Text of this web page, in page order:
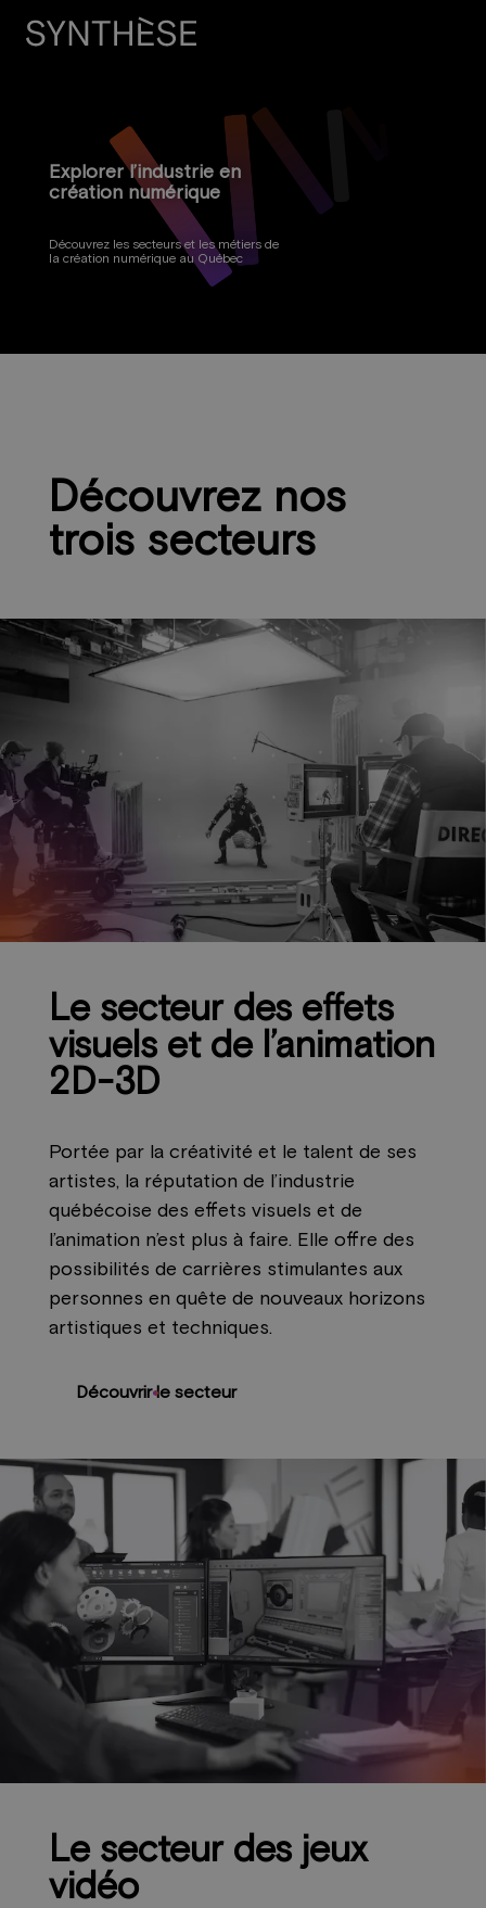
Explorer l’industrie en
création numérique
Découvrez les secteurs et les métiers de
la création numérique au Québec
Découvrez nos
trois secteurs
Le secteur des effets
visuels et de l’animation
2D-3D
Portée par la créativité et le talent de ses
artistes, la réputation de l’industrie
québécoise des effets visuels et de
l’animation n’est plus à faire. Elle offre des
possibilités de carrières stimulantes aux
personnes en quête de nouveaux horizons
artistiques et techniques.
Découvrir le secteur
Le secteur des jeux
vidéo